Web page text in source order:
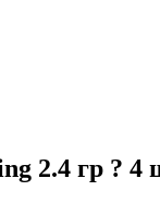
2.4 гр ? 4